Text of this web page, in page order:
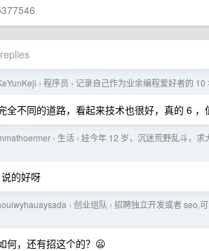
› 程序员 › 记录自己作为业余编程爱好者的 10
全不同的道路，看起来技术也很好，真的 6 ，
› 生活 › 娃今年 12 岁，沉迷荒野乱斗，
的好呀
› 创业组队 › 招聘独立开发或者 seo,
何，还有招这个的？😦